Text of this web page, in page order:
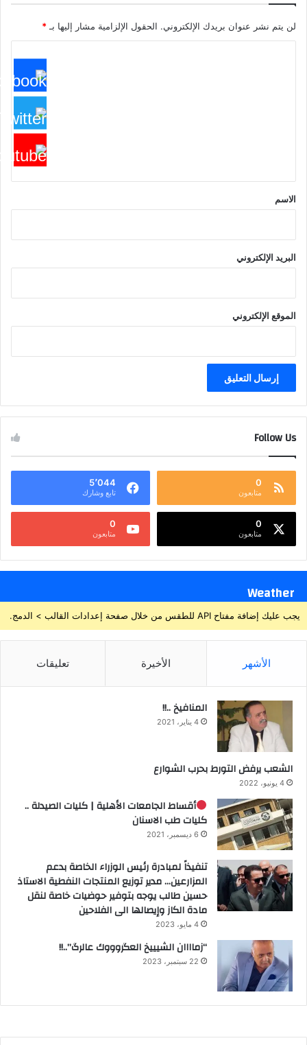
لن يتم نشر عنوان بريدك الإلكتروني. الحقول الإلزامية مشار إليها بـ *
*
الاسم
البريد الإلكتروني
الموقع الإلكتروني
Follow Us
0
متابعون
5٬044
تابع وشارك
0
متابعون
0
متابعون
Weather
يجب عليك إضافة مفتاح API للطقس من خلال صفحة إعدادات القالب > الدمج.
الأشهر الأخيرة تعليقات
المنافيخ ..!!
4 يناير، 2021
الشعب يرفض التورط بحرب الشوارع
4 يونيو، 2022
أقساط الجامعات الأهلية | كليات الصيدلة ..
كليات طب الاسنان
6 ديسمبر، 2021
تنفيذاً لمبادرة رئيس الوزراء الخاصة بدعم
المزارعين… مدير توزيع المنتجات النفطية الاستاذ
حسين طالب يوجه بتوفير حوضيات خاصة لنقل
مادة الكاز وإيصالها الى الفلاحين
4 مايو، 2023
“زماااان الشيييخ العگروووك عالرگ”..!!
22 سبتمبر، 2023